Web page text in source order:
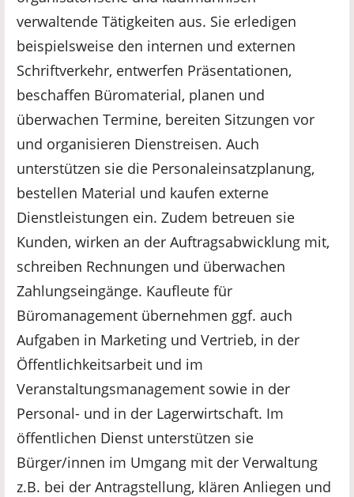
als Informationsquelle.
verwaltende Tätigkeiten aus. Sie erledigen
beispielsweise den internen und externen
Schriftverkehr, entwerfen Präsentationen,
beschaffen Büromaterial, planen und
überwachen Termine, bereiten Sitzungen vor
und organisieren Dienstreisen. Auch
unterstützen sie die Personaleinsatzplanung,
bestellen Material und kaufen externe
Dienstleistungen ein. Zudem betreuen sie
Kunden, wirken an der Auftragsabwicklung mit,
schreiben Rechnungen und überwachen
Zahlungseingänge. Kaufleute für
Büromanagement übernehmen ggf. auch
Aufgaben in Marketing und Vertrieb, in der
Öffentlichkeitsarbeit und im
Veranstaltungsmanagement sowie in der
Personal- und in der Lagerwirtschaft. Im
öffentlichen Dienst unterstützen sie
Bürger/innen im Umgang mit der Verwaltung
z.B. bei der Antragstellung, klären Anliegen und